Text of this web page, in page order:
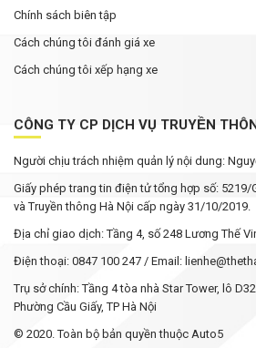
Chính sách biên tập
Cách chúng tôi đánh giá xe
Cách chúng tôi xếp hạng xe
CÔNG TY CP DỊCH VỤ TRUYỀN
Người chịu trách nhiệm quản lý nội dung:
Giấy phép trang tin điện tử tổng hợp số: 5219/
và Truyền thông Hà Nội cấp ngày 31/10/2019.
Địa chỉ giao dịch: Tầng 4, số 248 Lương Thế
Điện thoại: 0847 100 247 / Email:
Trụ sở chính: Tầng 4 tòa nhà Star Tower, lô
Phường Cầu Giấy, TP Hà Nội
© 2020. Toàn bộ bản quyền thuộc Auto5